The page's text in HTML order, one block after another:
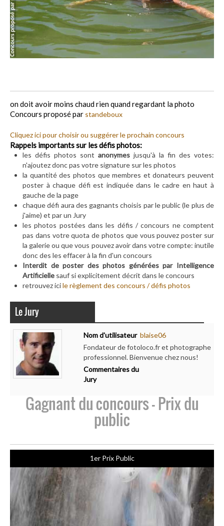
on doit avoir moins chaud rien quand regardant la photo
Concours proposé par standeboux
Cliquez ici pour choisir ou suggérer le prochain concours
Rappels importants sur les défis photos:
les défis photos sont anonymes jusqu'à la fin des votes:
n'ajoutez donc pas votre signature sur les photos
la quantité des photos que membres et donateurs peuvent
poster à chaque défi est indiquée dans le cadre en haut à
gauche de la page
chaque défi aura des gagnants choisis par le public (le plus de
j'aime) et par un Jury
les photos postées dans les défis / concours ne comptent
pas dans votre quota de photos que vous pouvez poster sur
la galerie ou que vous pouvez avoir dans votre compte: inutile
donc des les effacer à la fin d'un concours
Interdit de poster des photos générées par Intelligence
Artificielle sauf si explicitement décrit dans le concours
retrouvez icile règlement des concours / défis photos
Le Jury
Nom d'utilisateur blaise06
Fondateur de fotoloco.fr et photographe
professionnel. Bienvenue chez nous!
Commentaires du
Jury
Gagnant du concours - Prix du
public
1er Prix Public